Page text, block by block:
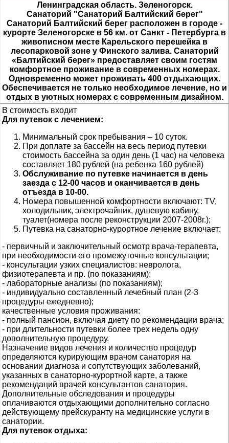
Ленинградская область. Зеленогорск.
Санаторий "Санаторий Балтийский берег"
Санаторий Балтийский берег расположен в городе -
курорте Зеленогорске в 56 км. от Санкт - Петербурга в
живописном месте Карельского перешейка в
лесопарковой зоне у Финского залива. Санаторий
«Балтийский берег» предоставляет своим гостям
комфортное проживание в современных номерах.
Одновременно может проживать 400 отдыхающих.
Обеспечивается не только необходимое лечение, но и
отдых в уютных номерах с современным дизайном.
В стоимость входит
Для путевок с лечением:
Минимальный срок пребывания – 10 суток.
При доплате за бассейн на весь период путевки
стоимость бассейна за один день (1 час) на человека
составляет 180 рублей (на ребенка 160 рублей)
Обслуживание по путевке начинается в день
заезда с 12-00 часов и оканчивается в день
отъезда в 10-00.
Номера повышенной комфортности включают: TV,
холодильник, электрочайник, душевую кабину,
туалет(номера после реконструкции 2007-2008г.);
Путевка на санаторно-курортное лечение включает:
- первичный и заключительный осмотр врача-терапевта,
при необходимости его промежуточные консультации;
- консультации узких специалистов: невролога,
физиотерапевта и пр. (по показаниям);
- лабораторные анализы (по показаниям);
- индивидуально составленный лечебный план (2-3
процедуры ежедневно);
качественные условия проживания:
- полный пансион, включая диету по рекомендации врача;
- при длительности путевки более трех недель одну
дополнительную процедуру.
Назначение видов лечения и количество процедур
определяются курирующим врачом санатория на
основании диагноза и сопутствующих заболеваний,
указанных в санаторно-курортной карте, а также
рекомендаций врачей консультантов санатория.
Дополнительные обследования и процедуры
оплачиваются отдыхающими дополнительно согласно
действующему прейскуранту на медицинские услуги в
санатории.
Для путевок отдыха: